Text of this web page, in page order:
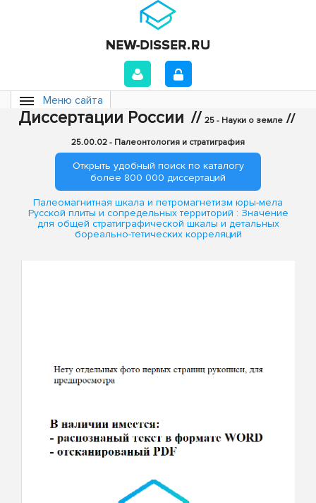
Меню сайта
Диссертации России // 25 - Науки о земле //
25.00.02 - Палеонтология и стратиграфия
Открыть удобный поиск по каталогу
более 800 000 диссертаций
Палеомагнитная шкала и петромагнетизм юры-мела
Русской плиты и сопредельных территорий : Значение
для общей стратиграфической шкалы и детальных
бореально-тетических корреляций